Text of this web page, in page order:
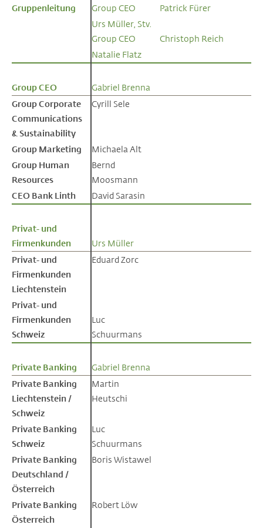
Gruppenleitung
Group CEO
Patrick Fürer
Urs Müller, Stv.
Group CEO
Christoph Reich
Natalie Flatz
Group CEO
Gabriel Brenna
Group Corporate
Communications
& Sustainability
Cyrill Sele
Group Marketing
Michaela Alt
Group Human
Resources
Bernd
Moosmann
CEO Bank Linth
David Sarasin
Privat- und
Firmenkunden
Urs Müller
Privat- und
Firmenkunden
Liechtenstein
Eduard Zorc
Privat- und
Firmenkunden
Schweiz
Luc
Schuurmans
Private Banking
Gabriel Brenna
Private Banking
Liechtenstein /
Schweiz
Martin
Heutschi
Private Banking
Schweiz
Luc
Schuurmans
Private Banking
Deutschland /
Österreich
Boris Wistawel
Private Banking
Österreich
Robert Löw
Gruppenleitung
Group CEO
Group Corporate
Communications
& Sustainability
Group Marketing
Group Human
Resources
CEO Bank Linth
Privat- und
Firmenkunden
Privat- und
Firmenkunden
Liechtenstein
Privat- und
Firmenkunden
Schweiz
Private Banking
Private Banking
Liechtenstein /
Schweiz
Private Banking
Schweiz
Private Banking
Deutschland /
Österreich
Private Banking
Österreich